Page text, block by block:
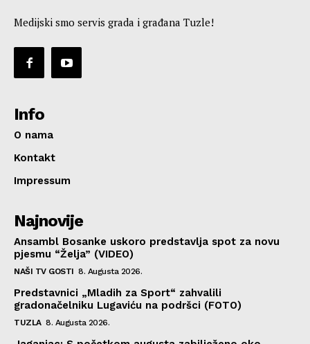
Medijski smo servis grada i građana Tuzle!
Info
O nama
Kontakt
Impressum
Najnovije
Ansambl Bosanke uskoro predstavlja spot za novu
pjesmu “Želja” (VIDEO)
NAŠI TV GOSTI 8. Augusta 2026.
Predstavnici „Mladih za Sport“ zahvalili
gradonačelniku Lugaviću na podršci (FOTO)
TUZLA 8. Augusta 2026.